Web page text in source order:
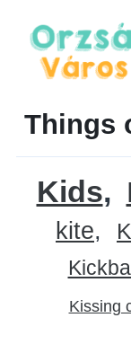
Things
Kids
kite
Kissing